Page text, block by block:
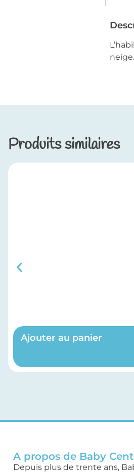
Produits similaires
Ajouter au panier
A propos de Baby
Depuis plus de trente ans,